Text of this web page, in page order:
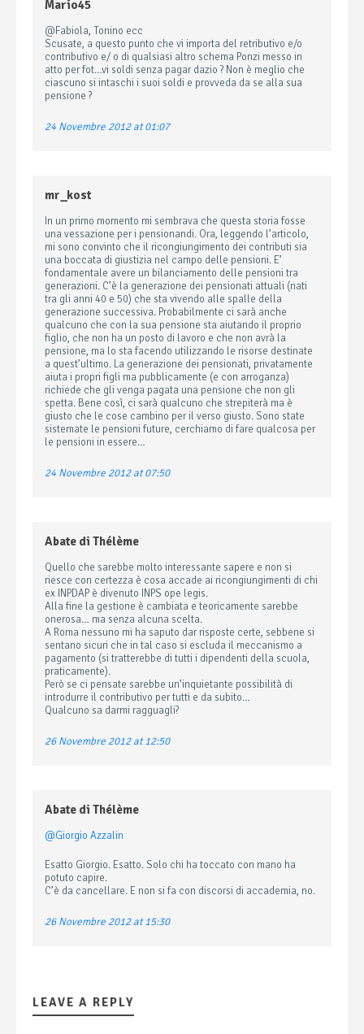
Mario45
@Fabiola, Tonino ecc
Scusate, a questo punto che vi importa del retributivo e/o
contributivo e/ o di qualsiasi altro schema Ponzi messo in
atto per fot…vi soldi senza pagar dazio ? Non è meglio che
ciascuno si intaschi i suoi soldi e provveda da se alla sua
pensione ?
24 Novembre 2012 at 01:07
mr_kost
In un primo momento mi sembrava che questa storia fosse
una vessazione per i pensionandi. Ora, leggendo l’articolo,
mi sono convinto che il ricongiungimento dei contributi sia
una boccata di giustizia nel campo delle pensioni. E’
fondamentale avere un bilanciamento delle pensioni tra
generazioni. C’è la generazione dei pensionati attuali (nati
tra gli anni 40 e 50) che sta vivendo alle spalle della
generazione successiva. Probabilmente ci sarà anche
qualcuno che con la sua pensione sta aiutando il proprio
figlio, che non ha un posto di lavoro e che non avrà la
pensione, ma lo sta facendo utilizzando le risorse destinate
a quest’ultimo. La generazione dei pensionati, privatamente
aiuta i propri figli ma pubblicamente (e con arroganza)
richiede che gli venga pagata una pensione che non gli
spetta. Bene così, ci sarà qualcuno che strepiterà ma è
giusto che le cose cambino per il verso giusto. Sono state
sistemate le pensioni future, cerchiamo di fare qualcosa per
le pensioni in essere…
24 Novembre 2012 at 07:50
Abate di Thélème
Quello che sarebbe molto interessante sapere e non si
riesce con certezza è cosa accade ai ricongiungimenti di chi
ex INPDAP è divenuto INPS ope legis.
Alla fine la gestione è cambiata e teoricamente sarebbe
onerosa… ma senza alcuna scelta.
A Roma nessuno mi ha saputo dar risposte certe, sebbene si
sentano sicuri che in tal caso si escluda il meccanismo a
pagamento (si tratterebbe di tutti i dipendenti della scuola,
praticamente).
Però se ci pensate sarebbe un’inquietante possibilità di
introdurre il contributivo per tutti e da subito…
Qualcuno sa darmi ragguagli?
26 Novembre 2012 at 12:50
Abate di Thélème
@Giorgio Azzalin
Esatto Giorgio. Esatto. Solo chi ha toccato con mano ha
potuto capire.
C’è da cancellare. E non si fa con discorsi di accademia, no.
26 Novembre 2012 at 15:30
LEAVE A REPLY